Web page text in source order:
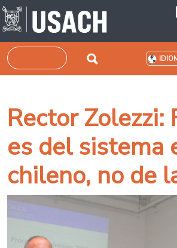
Pasar al contenido principal
Buscar
Rector Zolezzi:
es del sistema
chileno, no de